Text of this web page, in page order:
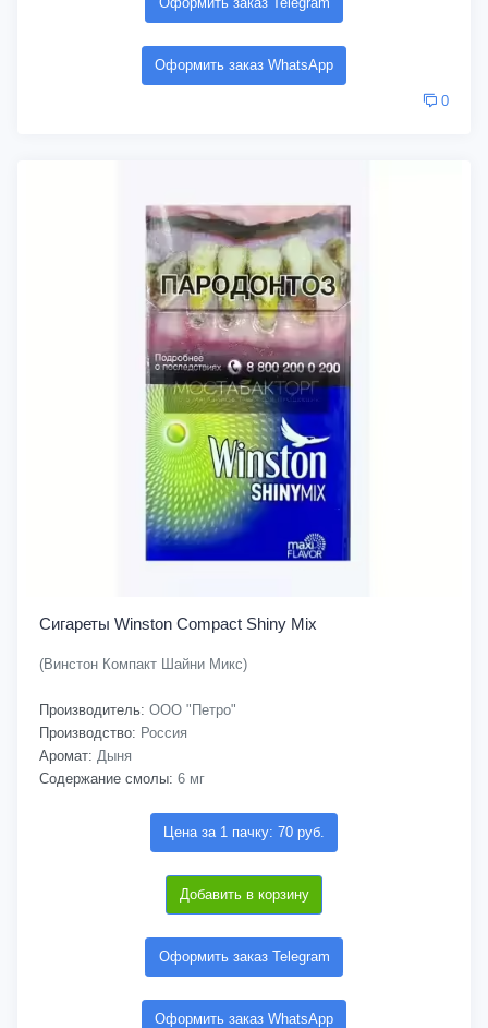
Оформить заказ WhatsApp
0
Сигареты Winston Compact Shiny Mix
(Винстон Компакт Шайни Микс)
Производитель: ООО "Петро"
Производство: Россия
Аромат: Дыня
Содержание смолы: 6 мг
Цена за 1 пачку: 70 руб.
Добавить в корзину
Оформить заказ Telegram
Оформить заказ WhatsApp